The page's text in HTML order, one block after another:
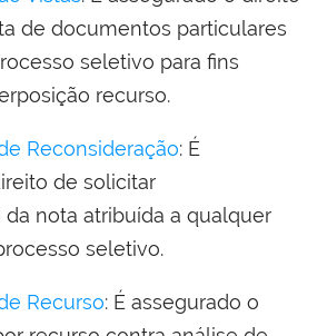
de documentos particulares
seletivo para fins
recurso.
Reconsideração: É
de solicitar
da nota atribuída a qualquer
seletivo.
Recurso: É assegurado o